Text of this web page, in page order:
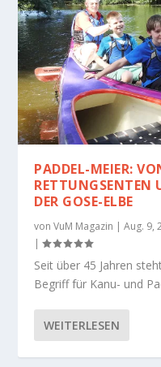
PADDEL-MEIER:
RETTUNGSENTEN
ER GOSE-ELBE
vonVuM Magazin |Aug. 9,
|
Seit über 45 Jahren
Begriff für Kanu- und
WEITERLESEN